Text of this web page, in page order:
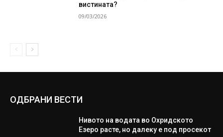
вистината?
09/03/2026
ОДБРАНИ ВЕСТИ
Нивото на водата во Охридското
Езеро расте, но далеку е под просекот